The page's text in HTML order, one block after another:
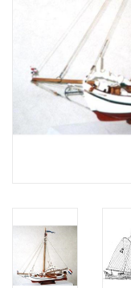
ABONNEMENT DER
MODELLBAUER
Baubeschreibungen